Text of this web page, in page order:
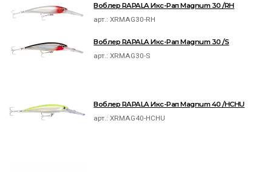
Воблер RAPALA Икс-Рап Magnum 30 /RH
арт.:XRMAG30-RH
Воблер RAPALA Икс-Рап Magnum 30 /S
арт.:XRMAG30-S
Воблер RAPALA Икс-Рап Magnum 40 /HCHU
арт.:XRMAG40-HCHU